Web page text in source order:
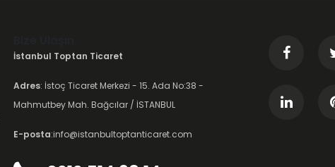
İstanbul Toptan Ticaret
Adres: İstoç Ticaret Merkezi - 15. Ada No:38 -
Mahmutbey Mah. Bağcılar / İSTANBUL
E-posta:info@istanbultoptanticaret.com